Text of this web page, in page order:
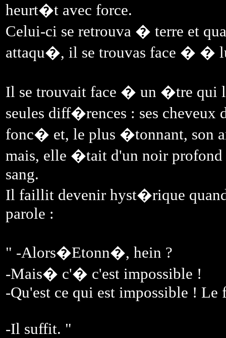
heurt�t avec force.
Celui-ci se retrouva � terre et
attaqu�, il se trouvas face � �
Il se trouvait face � un �tre qui
seules diff�rences : ses
fonc� et, le plus �tonnant, son
mais, elle �tait d'un noir
sang.
Il faillit devenir hyst�rique
parole :
" -Alors�Etonn�, hein ?
-Mais� c'� c'est impossible !
-Qu'est ce qui est impossible ! Le
-Il suffit. "